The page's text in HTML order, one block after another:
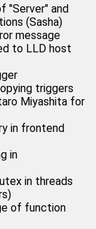
"Server" and
(Sasha)
message
to LLD host
triggers
Miyashita for
in frontend
in
in threads
of function